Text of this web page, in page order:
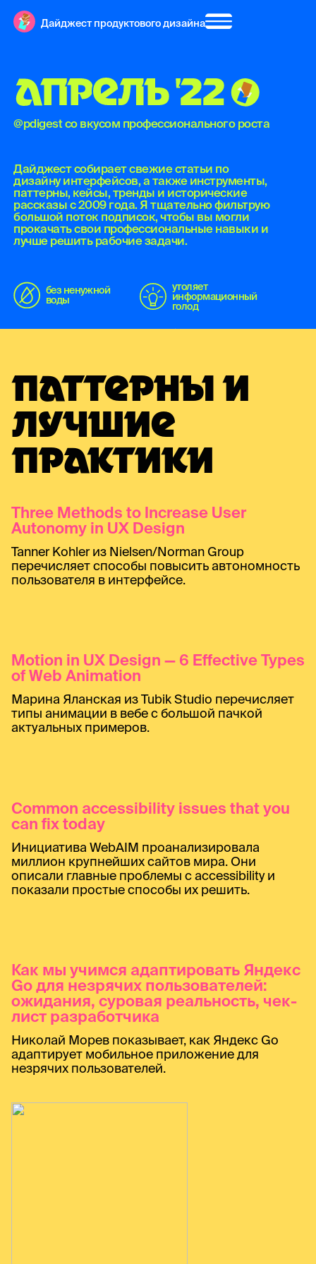
Дайджест продуктового дизайна
АПРЕЛЬ'22
@pdigest со вкусом профессионального роста
Дайджест собирает свежие статьи по
дизайну интерфейсов, а также инструменты,
паттерны, кейсы, тренды и исторические
рассказы с 2009 года. Я тщательно фильтрую
большой поток подписок, чтобы вы могли
прокачать свои профессиональные навыки и
лучше решить рабочие задачи.
без ненужной
воды
утоляет
информационный
голод
ПАТТЕРНЫ И
ЛУЧШИЕ
ПРАКТИКИ
Three Methods to Increase User
Autonomy in UX Design
Tanner Kohler из Nielsen/Norman Group
перечисляет способы повысить автономность
пользователя в интерфейсе.
Motion in UX Design — 6 Effective Types
of Web Animation
Марина Яланская из Tubik Studio перечисляет
типы анимации в вебе с большой пачкой
актуальных примеров.
Common accessibility issues that you
can fix today
Инициатива WebAIM проанализировала
миллион крупнейших сайтов мира. Они
описали главные проблемы с accessibility и
показали простые способы их решить.
Как мы учимся адаптировать Яндекс
Go для незрячих пользователей:
ожидания, суровая реальность, чек-
лист разработчика
Николай Морев показывает, как Яндекс Go
адаптирует мобильное приложение для
незрячих пользователей.